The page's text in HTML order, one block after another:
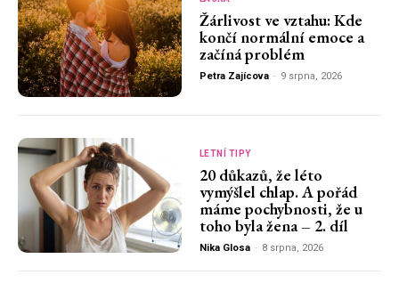
Žárlivost ve vztahu: Kde
končí normální emoce a
začíná problém
Petra Zajícova - 9 srpna, 2026
LETNÍ TIPY
20 důkazů, že léto
vymýšlel chlap. A pořád
máme pochybnosti, že u
toho byla žena – 2. díl
Nika Glosa - 8 srpna, 2026